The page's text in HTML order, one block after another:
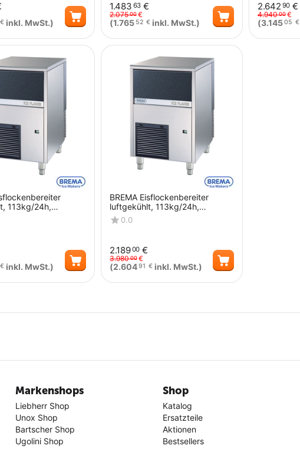
€ inkl. MwSt.)
1.483 63 €
2.07500€
(1.765 52 € inkl. MwSt.)
2.642 90 €
4.94000€
(3.14505 €
113kg/24h,
500 x 660 x 800
€ inkl. MwSt.)
BREMA Eisflockenbereiter
luftgekühlt, 113kg/24h,
Abmessung 500 x 660 x 800
mm (BxTxH)
0.0
2.18900 €
3.98000€
(2.60491 € inkl. MwSt.)
Markenshops
Liebherr Shop
Unox Shop
Bartscher Shop
Ugolini Shop
Shop
Katalog
Ersatzteile
Aktionen
Bestsellers